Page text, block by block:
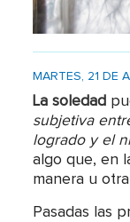
MARTES, 21 DE
La soledad
subjetiva
logrado y el
algo que, en
manera u
Pasadas las